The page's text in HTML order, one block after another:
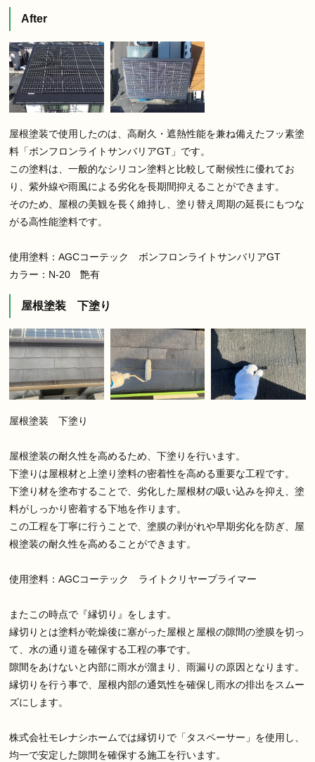
After
屋根塗装で使用したのは、高耐久・遮熱性能を兼ね備えたフッ素塗
料「ボンフロンライトサンバリアGT」です。
この塗料は、一般的なシリコン塗料と比較して耐候性に優れてお
り、紫外線や雨風による劣化を長期間抑えることができます。
そのため、屋根の美観を長く維持し、塗り替え周期の延長にもつな
がる高性能塗料です。
使用塗料：AGCコーテック ボンフロンライトサンバリアGT
カラー：N-20 艶有
屋根塗装 下塗り
屋根塗装 下塗り
屋根塗装の耐久性を高めるため、下塗りを行います。
下塗りは屋根材と上塗り塗料の密着性を高める重要な工程です。
下塗り材を塗布することで、劣化した屋根材の吸い込みを抑え、塗
料がしっかり密着する下地を作ります。
この工程を丁寧に行うことで、塗膜の剥がれや早期劣化を防ぎ、屋
根塗装の耐久性を高めることができます。
使用塗料：AGCコーテック ライトクリヤープライマー
またこの時点で『縁切り』をします。
縁切りとは塗料が乾燥後に塞がった屋根と屋根の隙間の塗膜を切っ
て、水の通り道を確保する工程の事です。
隙間をあけないと内部に雨水が溜まり、雨漏りの原因となります。
縁切りを行う事で、屋根内部の通気性を確保し雨水の排出をスムー
ズにします。
株式会社モレナシホームでは縁切りで「タスペーサー」を使用し、
均一で安定した隙間を確保する施工を行います。